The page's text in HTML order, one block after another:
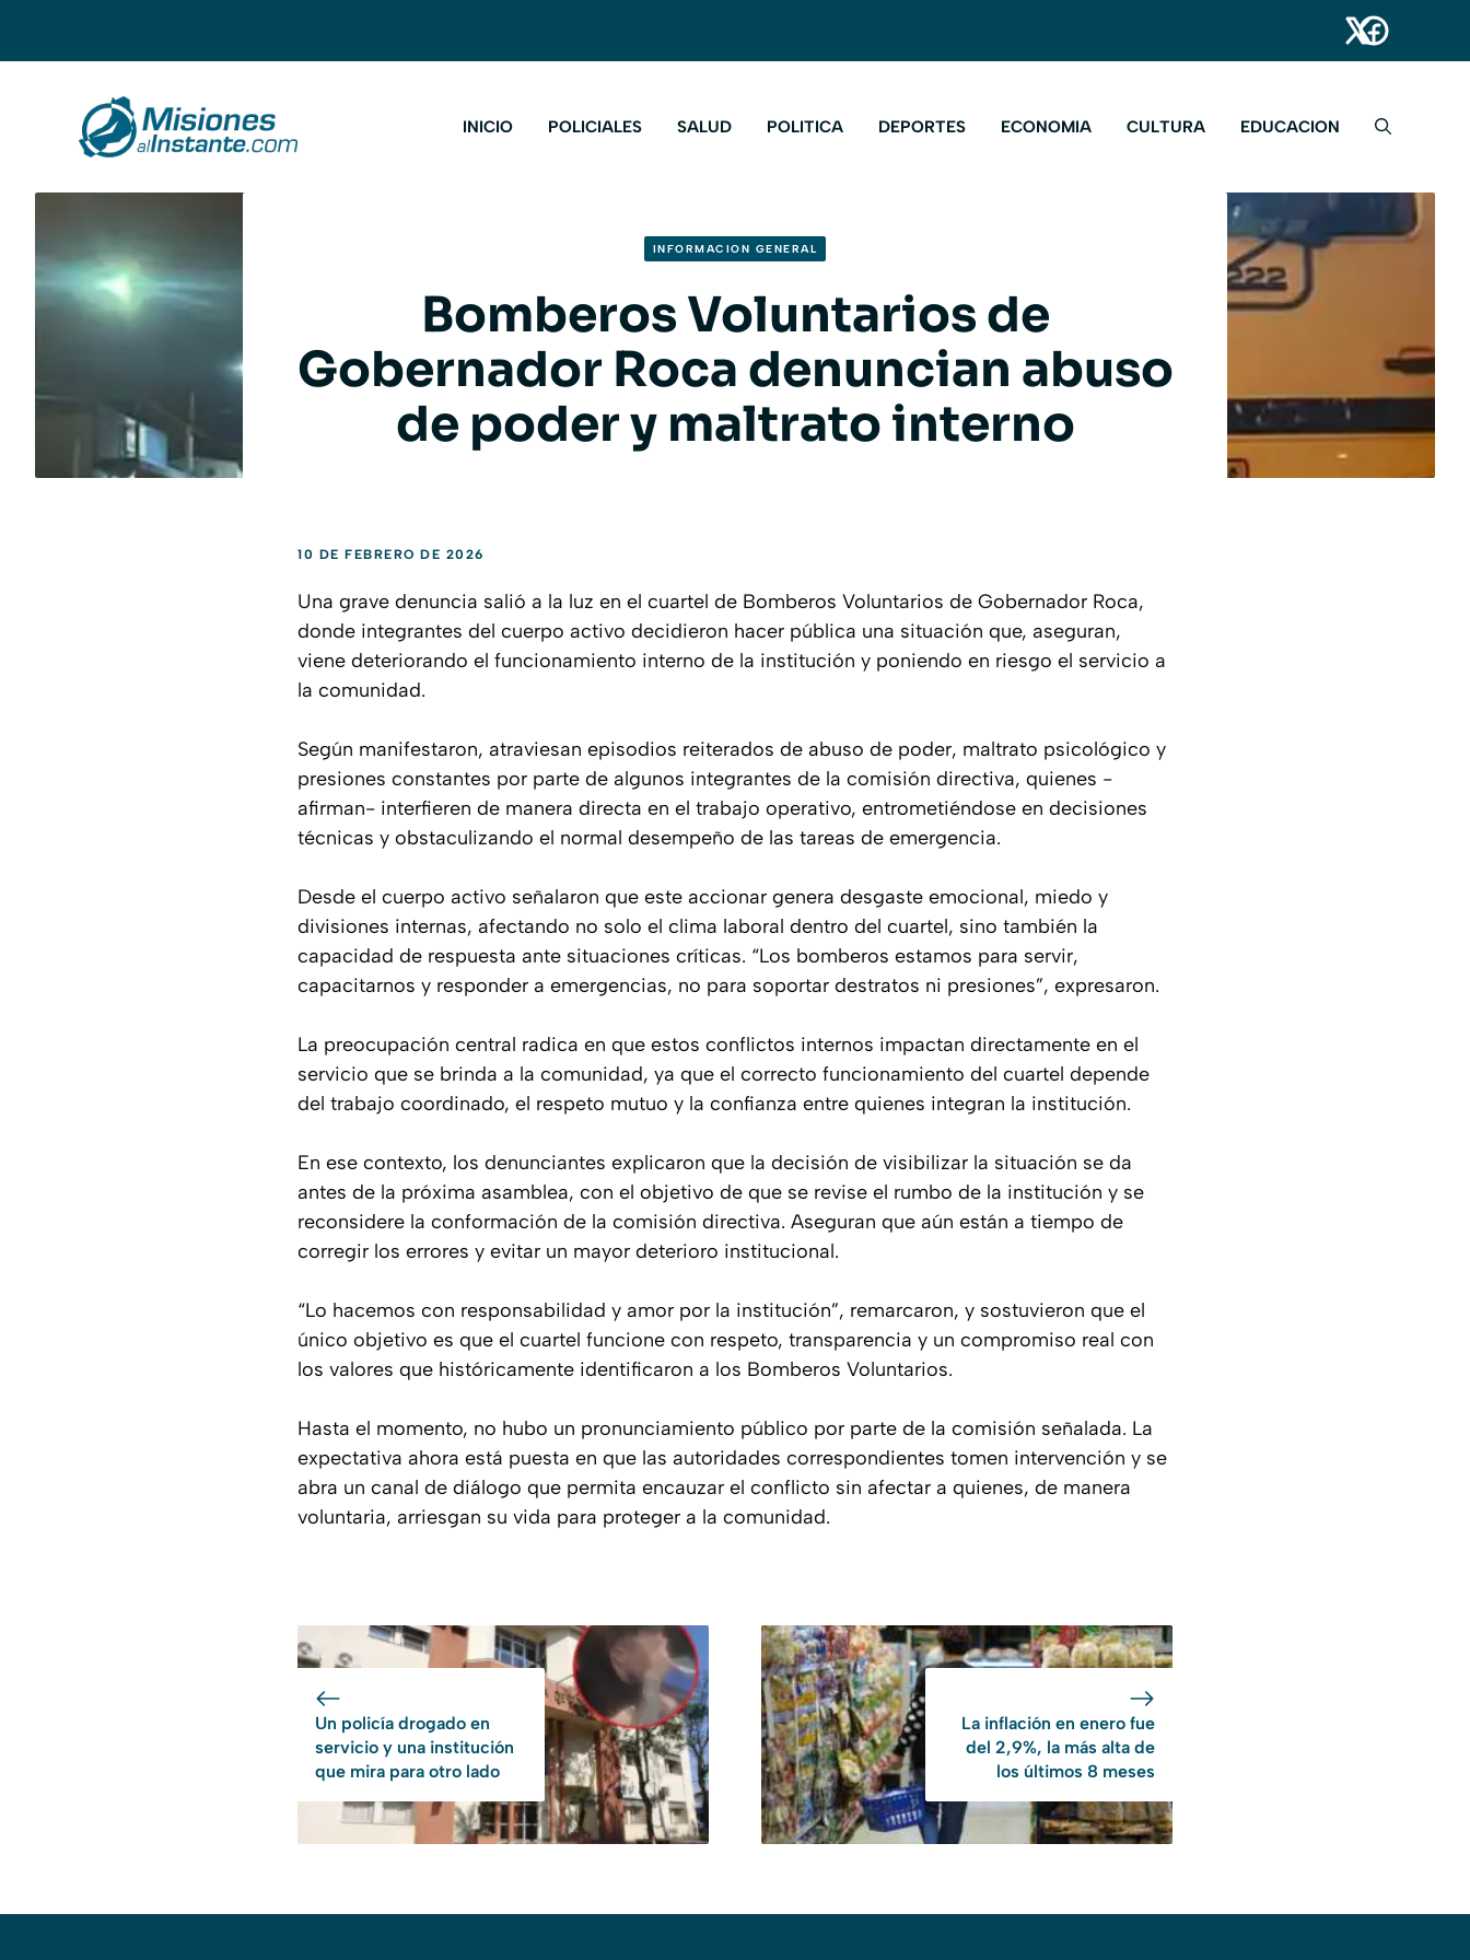
INICIO POLICIALES SALUD POLITICA DEPORTES ECONOMIA CULTURA EDUCACION
INFORMACION GENERAL
Bomberos Voluntarios de
Gobernador Roca denuncian abuso
de poder y maltrato interno
10 DE FEBRERO DE 2026
Una grave denuncia salió a la luz en el cuartel de Bomberos Voluntarios de Gobernador Roca,
donde integrantes del cuerpo activo decidieron hacer pública una situación que, aseguran,
viene deteriorando el funcionamiento interno de la institución y poniendo en riesgo el servicio a
la comunidad.
Según manifestaron, atraviesan episodios reiterados de abuso de poder, maltrato psicológico y
presiones constantes por parte de algunos integrantes de la comisión directiva, quienes -
afirman- interfieren de manera directa en el trabajo operativo, entrometiéndose en decisiones
técnicas y obstaculizando el normal desempeño de las tareas de emergencia.
Desde el cuerpo activo señalaron que este accionar genera desgaste emocional, miedo y
divisiones internas, afectando no solo el clima laboral dentro del cuartel, sino también la
capacidad de respuesta ante situaciones críticas. “Los bomberos estamos para servir,
capacitarnos y responder a emergencias, no para soportar destratos ni presiones”, expresaron.
La preocupación central radica en que estos conflictos internos impactan directamente en el
servicio que se brinda a la comunidad, ya que el correcto funcionamiento del cuartel depende
del trabajo coordinado, el respeto mutuo y la confianza entre quienes integran la institución.
En ese contexto, los denunciantes explicaron que la decisión de visibilizar la situación se da
antes de la próxima asamblea, con el objetivo de que se revise el rumbo de la institución y se
reconsidere la conformación de la comisión directiva. Aseguran que aún están a tiempo de
corregir los errores y evitar un mayor deterioro institucional.
“Lo hacemos con responsabilidad y amor por la institución”, remarcaron, y sostuvieron que el
único objetivo es que el cuartel funcione con respeto, transparencia y un compromiso real con
los valores que históricamente identificaron a los Bomberos Voluntarios.
Hasta el momento, no hubo un pronunciamiento público por parte de la comisión señalada. La
expectativa ahora está puesta en que las autoridades correspondientes tomen intervención y se
abra un canal de diálogo que permita encauzar el conflicto sin afectar a quienes, de manera
voluntaria, arriesgan su vida para proteger a la comunidad.
Un policía drogado en
servicio y una institución
que mira para otro lado
La inflación en enero fue
del 2,9%, la más alta de
los últimos 8 meses